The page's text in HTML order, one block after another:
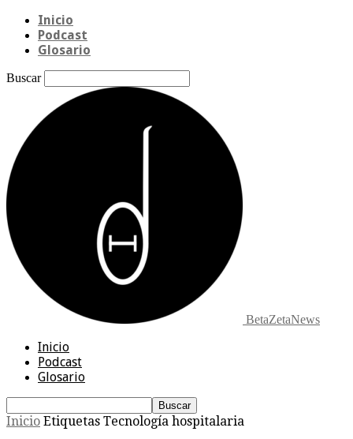
Inicio
Podcast
Glosario
Buscar
BetaZetaNews
Inicio
Podcast
Glosario
Inicio Etiquetas Tecnología hospitalaria